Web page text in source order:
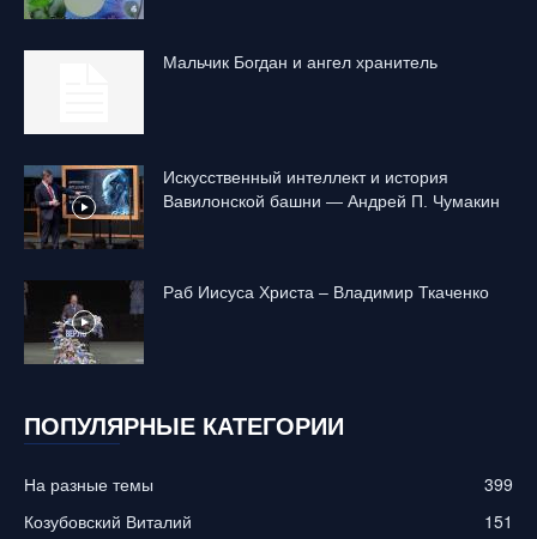
Mальчик Богдан и ангел хранитель
Искусственный интеллект и история
Вавилонской башни — Андрей П. Чумакин
Раб Иисуса Христа – Владимир Ткаченко
ПОПУЛЯРНЫЕ КАТЕГОРИИ
На разные темы
399
Козубовский Виталий
151